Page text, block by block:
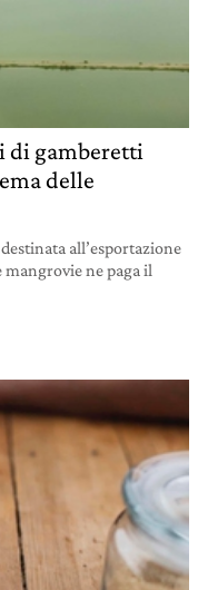
di gamberetti
delle
all’esportazione
mangrovie ne paga il